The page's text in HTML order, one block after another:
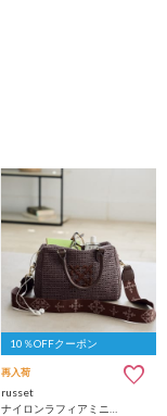
10％OFFクーポン
再入荷
russet